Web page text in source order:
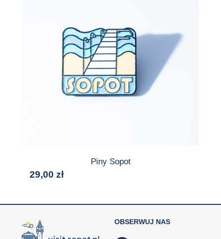
Piny Sopot
29,00 zł
OBSERWUJ NAS